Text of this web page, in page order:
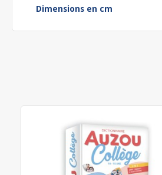
Dimensions en cm